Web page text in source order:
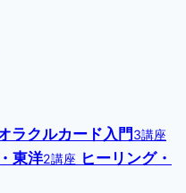
ラクルカード入門3講座
東洋2講座 ヒーリング・